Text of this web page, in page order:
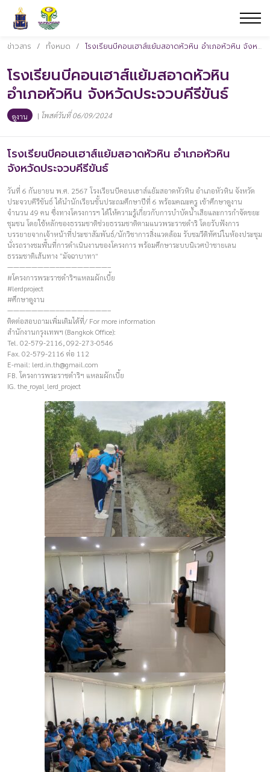
ข่าวสาร / ทั้งหมด / โรงเรียนบีคอนเฮาส์แย้มสอาดหัวหิน อำเภอหัวหิน จังหวัดประจวบคีรีขันธ์
โรงเรียนบีคอนเฮาส์แย้มสอาดหัวหิน
อำเภอหัวหิน จังหวัดประจวบคีรีขันธ์
ดูงาน | โพสต์วันที่ 06/09/2024
โรงเรียนบีคอนเฮาส์แย้มสอาดหัวหิน อำเภอหัวหิน
จังหวัดประจวบคีรีขันธ์
วันที่ 6 กันยายน พ.ศ. 2567 โรงเรียนบีคอนเฮาส์แย้มสอาดหัวหิน อำเภอหัวหิน จังหวัด
ประจวบคีรีขันธ์ ได้นำนักเรียนชั้นประถมศึกษาปีที่ 6 พร้อมคณะครู เข้าศึกษาดูงาน
จำนวน 49 คน ซึ่งทางโครงการฯ ได้ให้ความรู้เกี่ยวกับการบำบัดน้ำเสียและการกำจัดขยะ
ชุมชน โดยใช้หลักของธรรมชาติช่วยธรรมชาติตามแนวพระราชดำริ โดยรับฟังการ
บรรยายจากเจ้าหน้าที่ประชาสัมพันธ์/นักวิชาการสิ่งแวดล้อม รับชมวีดิทัศน์ในห้องประชุม
นั่งรถรางชมพื้นที่การดำเนินงานของโครงการ พร้อมศึกษาระบบนิเวศป่าชายเลน
ธรรมชาติเส้นทาง “มัจฉาบาทา”
————————–————————–
#โครงการพระราชดำริฯแหลมผักเบี้ย
#lerdproject
#ศึกษาดูงาน
————————–————————–
ติดต่อสอบถามเพิ่มเติมได้ที่/ For more information
สำนักงานกรุงเทพฯ (Bangkok Office):
Tel. 02-579-2116, 092-273-0546
Fax. 02-579-2116 ต่อ 112
E-mail: lerd.in.th@gmail.com
FB. โครงการพระราชดำริฯ แหลมผักเบี้ย
IG. the_royal_lerd_project